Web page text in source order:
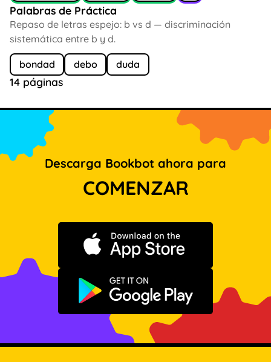
Palabras de Práctica
Repaso de letras espejo: b vs d — discriminación
sistemática entre b y d.
bondad debo duda
14 páginas
Descarga Bookbot ahora para
COMENZAR
Descargar en App Store
Disponible en Google Play